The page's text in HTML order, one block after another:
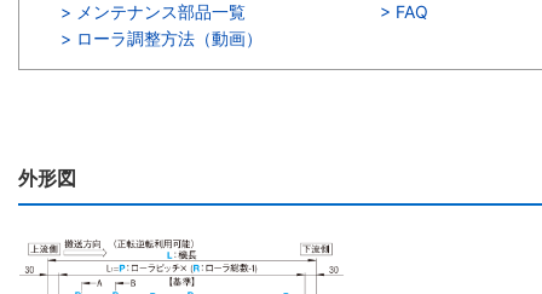
> メンテナンス部品一覧
> ローラ調整方法（動画）
> FAQ
外形図